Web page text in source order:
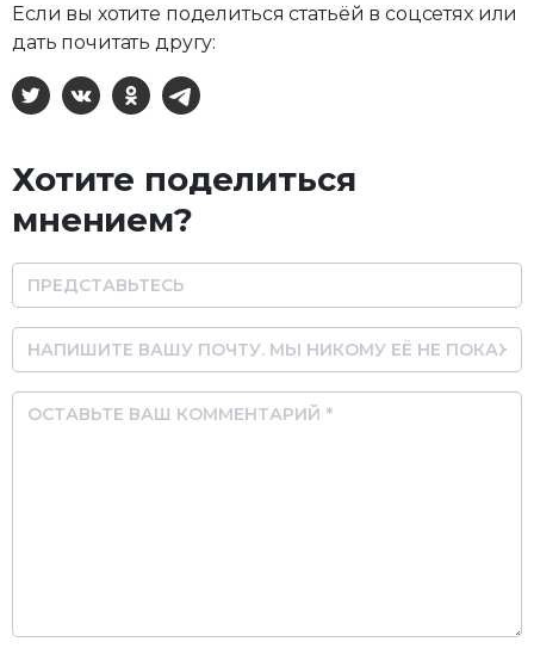
Если вы хотите поделиться статьёй в соцсетях или
дать почитать другу:
X ВКонтактеОдноклассники
Telegram
Хотите поделиться
мнением?
Name
Email
Comment